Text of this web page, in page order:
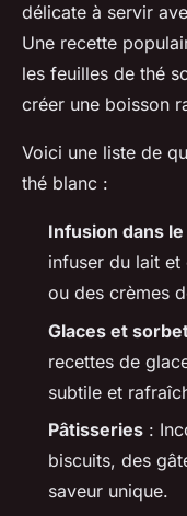
délicate à servir
Une recette
les feuilles de thé
créer une boisson
Voici une liste de
thé blanc :
Infusion dans
infuser du lait et
ou des crèmes
Glaces et
recettes de
subtile et
Pâtisseries :
biscuits, des
saveur unique.